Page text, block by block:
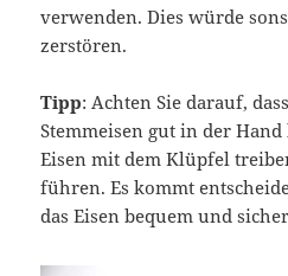
verwenden. Dies würde
zerstören.
Tipp: Achten Sie darauf,
Stemmeisen gut in der Hand
Eisen mit dem Klüpfel
führen. Es kommt
das Eisen bequem und